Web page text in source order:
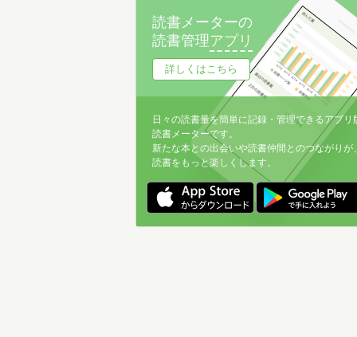
読書メーターの
読書管理アプリ
詳しくはこちら
日々の読書量を簡単に記録・管理できるアプリ
読書メーターです。
新たな本との出会いや読書仲間とのつながりが
読書をもっと楽しくします。